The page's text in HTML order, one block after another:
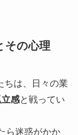
その心理
ちは、日々の業
感と戦ってい
ら迷惑がかか